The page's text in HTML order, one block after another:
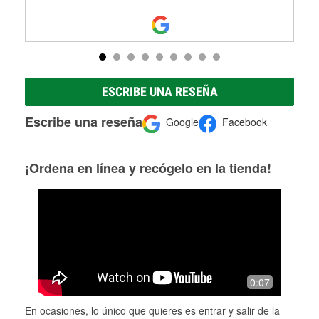
ESCRIBE UNA RESEÑA
Escribe una reseña Google Facebook
¡Ordena en línea y recógelo en la tienda!
0:07
En ocasiones, lo único que quieres es entrar y salir de la